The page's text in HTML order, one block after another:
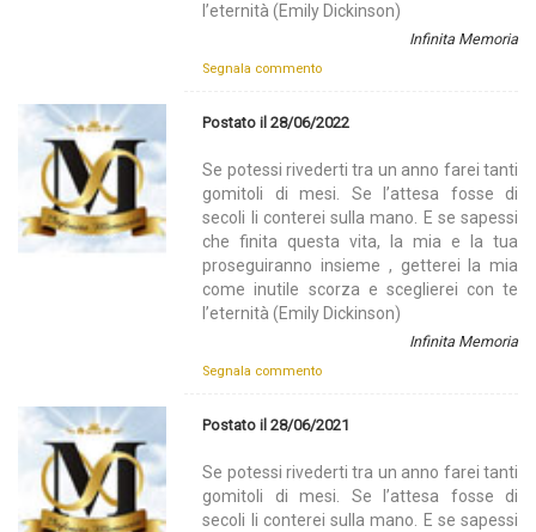
l’eternità (Emily Dickinson)
Infinita Memoria
Segnala commento
Postato il 28/06/2022
Se potessi rivederti tra un anno farei tanti
gomitoli di mesi. Se l’attesa fosse di
secoli li conterei sulla mano. E se sapessi
che finita questa vita, la mia e la tua
proseguiranno insieme , getterei la mia
come inutile scorza e sceglierei con te
l’eternità (Emily Dickinson)
Infinita Memoria
Segnala commento
Postato il 28/06/2021
Se potessi rivederti tra un anno farei tanti
gomitoli di mesi. Se l’attesa fosse di
secoli li conterei sulla mano. E se sapessi